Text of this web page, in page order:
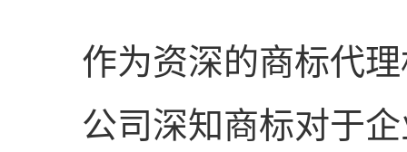
作为资深的商标代
公司深知商标对于